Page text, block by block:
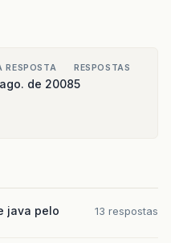
RESPOSTA
de 2008
RESPOSTAS
5
java pelo
13 respostas